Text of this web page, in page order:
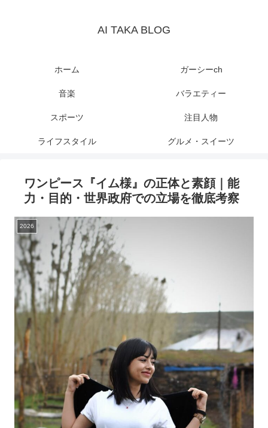
AI TAKA BLOG
ホーム ガーシーch
音楽 バラエティー
スポーツ 注目人物
ライフスタイル グルメ・スイーツ
ワンピース『イム様』の正体と素顔｜能
力・目的・世界政府での立場を徹底考察
2026